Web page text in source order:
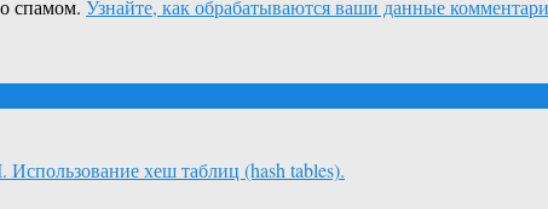
спамом. Узнайте, как обрабатываются ваши данные
Использование хеш таблиц (hash tables).